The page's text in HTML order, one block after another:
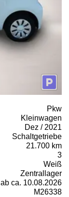
Pkw
Kleinwagen
Dez / 2021
Schaltgetriebe
21.700 km
3
Weiß
Zentrallager
ab ca. 10.08.2026
M26338